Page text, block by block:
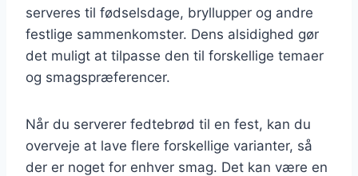
serveres til fødselsdage, bryllupper og andre
festlige sammenkomster. Dens alsidighed gør
det muligt at tilpasse den til forskellige temaer
og smagspræferencer.
Når du serverer fedtebrød til en fest, kan du
overveje at lave flere forskellige varianter, så
der er noget for enhver smag. Det kan være en